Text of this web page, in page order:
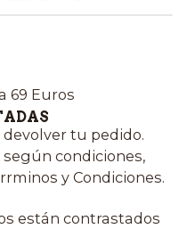
69 Euros
devolver tu pedido.
condiciones,
y Condiciones.
están contrastados